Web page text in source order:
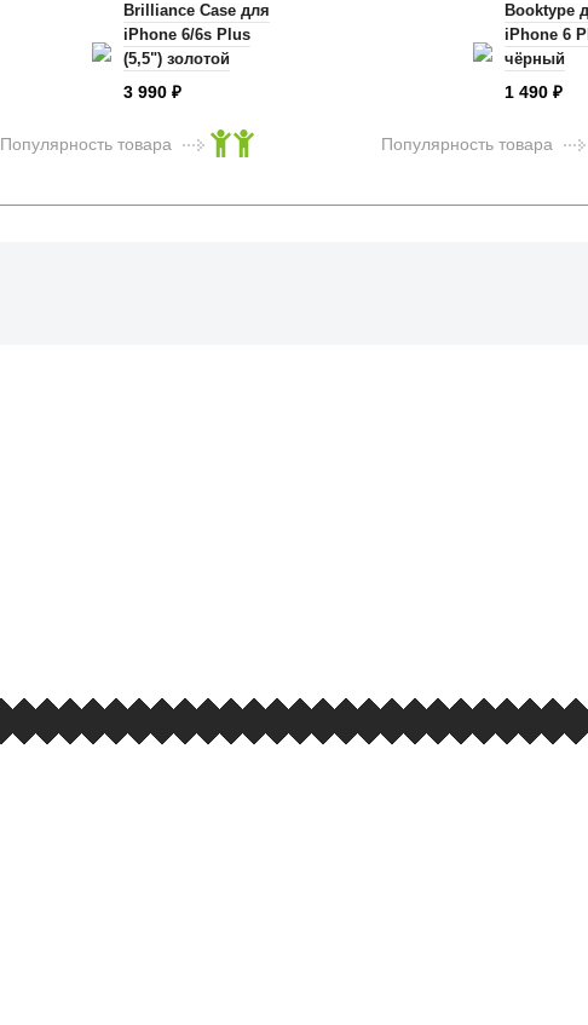
Brilliance Case для
iPhone 6/6s Plus
(5,5") золотой
Shampagne
3 990 ₽
Популярность товара
Booktype
iPhone 6
чёрный
1 490₽
Популярность товара